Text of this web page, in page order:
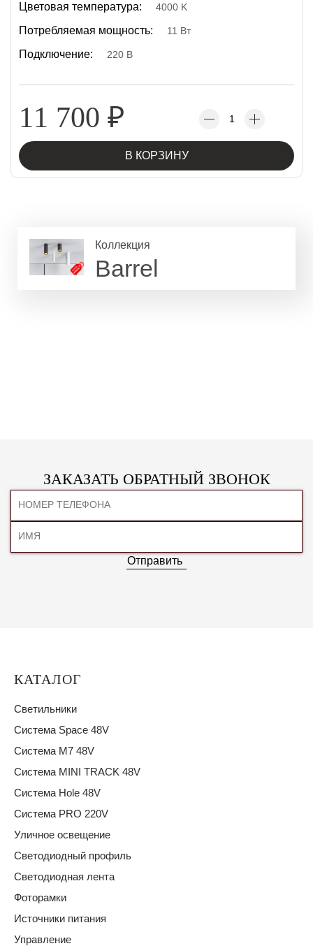
Цветовая температура: 4000 K
Потребляемая мощность: 11 Вт
Подключение: 220 В
11 700 ₽
В КОРЗИНУ
Коллекция
Barrel
ЗАКАЗАТЬ ОБРАТНЫЙ ЗВОНОК
Отправить
КАТАЛОГ
Светильники
Система Space 48V
Система M7 48V
Система MINI TRACK 48V
Система Hole 48V
Система PRO 220V
Уличное освещение
Светодиодный профиль
Светодиодная лента
Фоторамки
Источники питания
Управление